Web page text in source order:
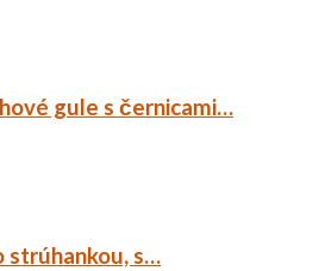
gule s černicami…
strúhankou, s…